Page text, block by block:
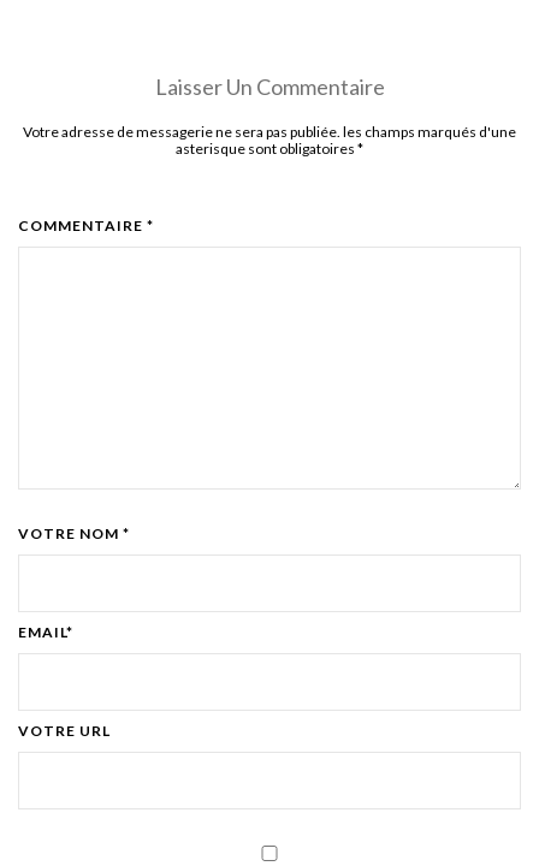
Laisser Un Commentaire
Votre adresse de messagerie ne sera pas publiée. les champs marqués d'une
asterisque sont obligatoires *
COMMENTAIRE *
VOTRE NOM *
EMAIL*
VOTRE URL